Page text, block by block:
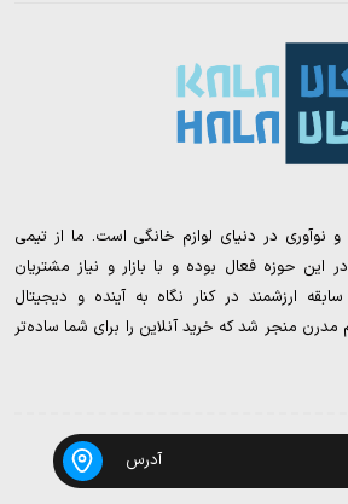
و نوآوری در دنیای لوازم خانگی است. ما از تیمی
حوزه فعال بوده و با بازار و نیاز مشتریان
ارزشمند در کنار نگاه به آینده و دیجیتال
مدرن منجر شد که خرید آنلاین را برای شما ساده‌تر
آدرس